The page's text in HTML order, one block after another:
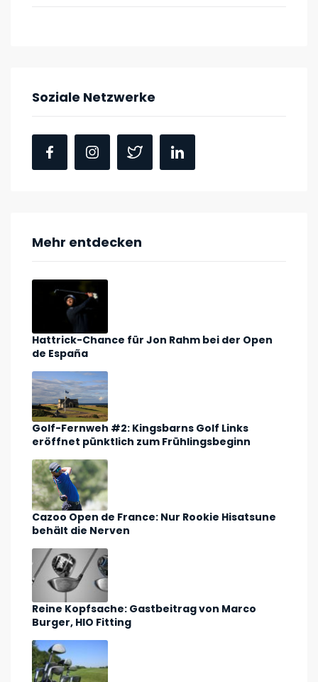
Soziale Netzwerke
Mehr entdecken
Hattrick-Chance für Jon Rahm bei der Open
de España
Golf-Fernweh #2: Kingsbarns Golf Links
eröffnet pünktlich zum Frühlingsbeginn
Cazoo Open de France: Nur Rookie Hisatsune
behält die Nerven
Reine Kopfsache: Gastbeitrag von Marco
Burger, HIO Fitting